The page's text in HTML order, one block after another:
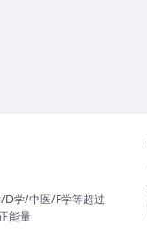
D学/中医/F学等超过
能量